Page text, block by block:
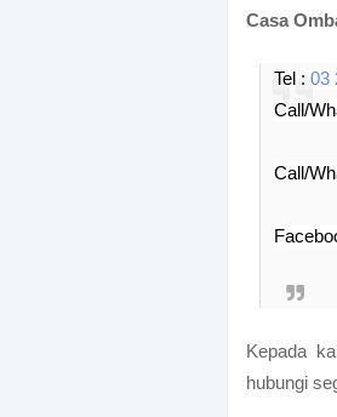
Casa
Tel : 03
Call/
Call/
Kepada
hubungi